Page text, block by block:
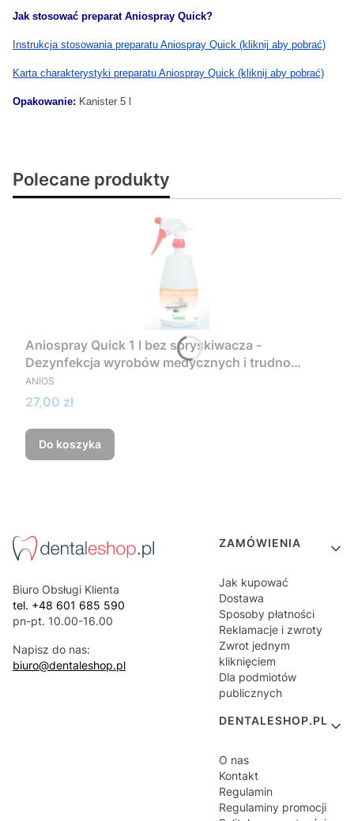
Jak stosować preparat Aniospray Quick?
Instrukcja stosowania preparatu Aniospray Quick (kliknij aby pobrać)
Karta charakterystyki preparatu Aniospray Quick (kliknij aby pobrać)
Opakowanie: Kanister 5 l
Polecane produkty
Aniospray Quick 1 l bez spryskiwacza -
Dezynfekcja wyrobów medycznych i trudno
dostępnych miejsc
PRODUCENT
ANIOS
Cena
27,00 zł
Do koszyka
Biuro Obsługi Klienta
tel. +48 601 685 590
pn-pt. 10.00-16.00
Napisz do nas:
biuro@dentaleshop.pl
Linki w stopce
ZAMÓWIENIA
Jak kupować
Dostawa
Sposoby płatności
Reklamacje i zwroty
Zwrot jednym
kliknięciem
Dla podmiotów
publicznych
DENTALESHOP.PL
O nas
Kontakt
Regulamin
Regulaminy promocji